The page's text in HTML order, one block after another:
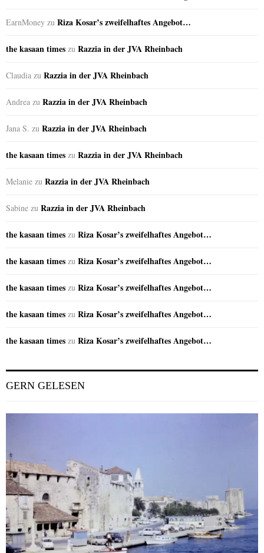
EarnMoney zu Riza Kosar’s zweifelhaftes Angebot…
the kasaan times zu Razzia in der JVA Rheinbach
Claudia zu Razzia in der JVA Rheinbach
Andrea zu Razzia in der JVA Rheinbach
Jana S. zu Razzia in der JVA Rheinbach
the kasaan times zu Razzia in der JVA Rheinbach
Melanie zu Razzia in der JVA Rheinbach
Sabine zu Razzia in der JVA Rheinbach
the kasaan times zu Riza Kosar’s zweifelhaftes Angebot…
the kasaan times zu Riza Kosar’s zweifelhaftes Angebot…
the kasaan times zu Riza Kosar’s zweifelhaftes Angebot…
the kasaan times zu Riza Kosar’s zweifelhaftes Angebot…
the kasaan times zu Riza Kosar’s zweifelhaftes Angebot…
GERN GELESEN